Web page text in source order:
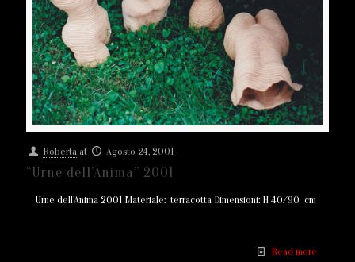
Roberta at Agosto 24, 2001
“Urne dell’Anima” 2001
Urne dell’Anima 2001 Materiale: terracotta Dimensioni: H 40/90 cm
Read more